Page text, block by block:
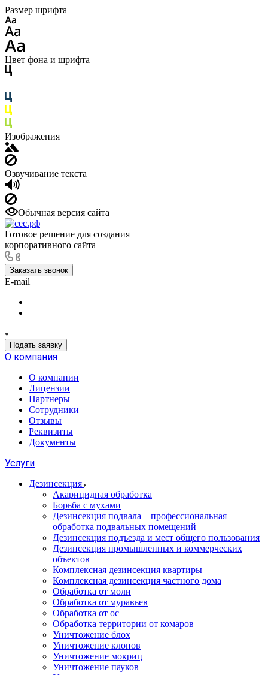
Размер шрифта
Цвет фона и шрифта
Изображения
Озвучивание текста
Обычная версия сайта
Готовое решение для создания
корпоративного сайта
Заказать звонок
E-mail
Подать заявку
О компания
О компании
Лицензии
Партнеры
Сотрудники
Отзывы
Реквизиты
Документы
Услуги
Дезинсекция
Акарицидная обработка
Борьба с мухами
Дезинсекция подвала – профессиональная
обработка подвальных помещений
Дезинсекция подъезда и мест общего пользования
Дезинсекция промышленных и коммерческих
объектов
Комплексная дезинсекция квартиры
Комплексная дезинсекция частного дома
Обработка от моли
Обработка от муравьев
Обработка от ос
Обработка территории от комаров
Уничтожение блох
Уничтожение клопов
Уничтожение мокриц
Уничтожение пауков